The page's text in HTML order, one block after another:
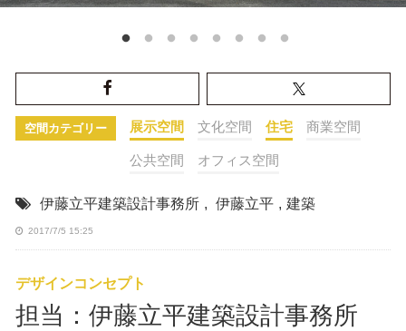
空間カテゴリー 展示空間 文化空間 住宅 商業空間
公共空間 オフィス空間
伊藤立平建築設計事務所 , 伊藤立平 , 建築
2017/7/5 15:25
デザインコンセプト
担当：伊藤立平建築設計事務所